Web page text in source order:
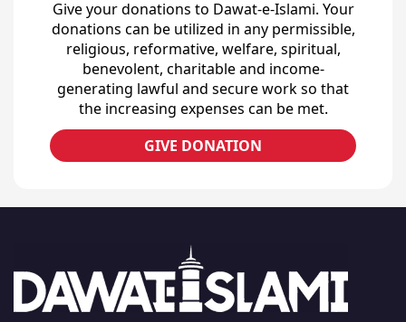
Give your donations to Dawat-e-Islami. Your
donations can be utilized in any permissible,
religious, reformative, welfare, spiritual,
benevolent, charitable and income-
generating lawful and secure work so that
the increasing expenses can be met.
GIVE DONATION